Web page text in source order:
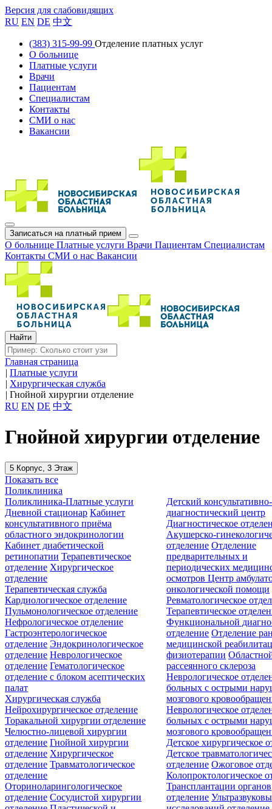
Версия для слабовидящих
RU EN DE 中文
(383) 315-99-99 Отделение платных услуг
О больнице
Платные услуги
Врачи
Пациентам
Специалистам
Контакты
СМИ о нас
Вакансии
Записаться на платный прием
О больнице Платные услуги Врачи Пациентам Специалистам
Контакты СМИ о нас Вакансии
Главная страница
| Платные услуги
| Хирургическая служба
| Гнойной хирургии отделение
RU EN DE 中文
Гнойной хирургии отделение
5 Корпус, 3 Этаж
Показать все
Поликлиника
Поликлиника-Платные услуги
Дневной стационар Кабинет
консультативного приёма
областного эндокринологии
Кабинет диабетической
ретинопатии Терапевтическое
отделение Хирургическое
отделение
Детский консультативно-
диагностический центр
Диагностическое
Акушерско-
отделение Отделение
предварительных и
периодических
осмотровЦентр
онкологической помощи
Терапевтическая служба
Кардиологическое отделение
Пульмонологическое отделение
Нефрологическое отделение
Гастроэнтерологическое
отделение Эндокринологическое
отделение Неврологическое
отделение Гематологическое
отделение c блоком асептических
палат
Ревматологическое
Терапевтическое
Функциональной
отделение Отделение
медицинской
физиотерапии
рассеянного склероза
Неврологическое
больных с острыми
мозгового
Неврологическое
больных с острыми
мозгового
Хирургическая служба
Нейрохирургическое отделение
Торакальной хирургии отделение
Челюстно-лицевой хирургии
отделение Гнойной хирургии
отделение Хирургическое
отделение Травматологическое
отделение
Оториноларингологическое
отделение Сосудистой хирургии
Детское хирургическое
Детское
отделение Ожоговое
Колопроктологическое
Трансплантации органов
отделение